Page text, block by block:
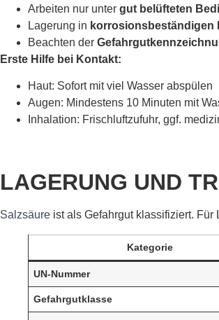
Arbeiten nur unter gut belüfteten
Lagerung in korrosionsbeständigen
Beachten der
Erste Hilfe bei Kontakt:
Haut: Sofort mit viel Wasser abspülen
Augen: Mindestens 10 Minuten mit
Inhalation: Frischluftzufuhr, ggf.
LAGERUNG UND
Salzsäure ist als Gefahrgut klassifiziert. Für
Kategorie
UN-Nummer
Gefahrgutklasse